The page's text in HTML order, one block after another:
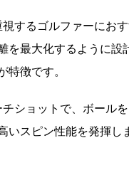
するゴルファーにお
最大化するように設
徴です。
ショットで、ボール
いスピン性能を発揮